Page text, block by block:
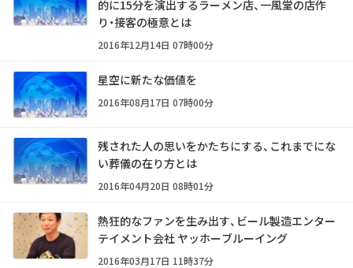
的に15分を演出するラーメン店、一風堂の店作
り・接客の極意とは
2016年12月14日 07時00分
星空に新たな価値を
2016年08月17日 07時00分
残された人の思いをかたちにする、これまでにな
い葬儀の在り方とは
2016年04月20日 08時01分
熱狂的なファンを生み出す、ビール製造エンター
テイメント会社 ヤッホーブルーイング
2016年03月17日 11時37分